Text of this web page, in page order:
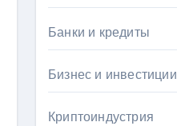
Банки и кредиты
Бизнес и инвестиции
Криптоиндустрия